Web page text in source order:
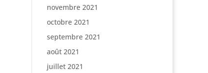
novembre 2021
octobre 2021
septembre 2021
août 2021
juillet 2021